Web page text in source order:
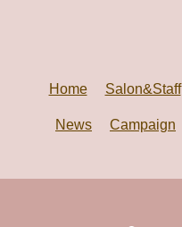
Home Salon&Staff
News Campaign